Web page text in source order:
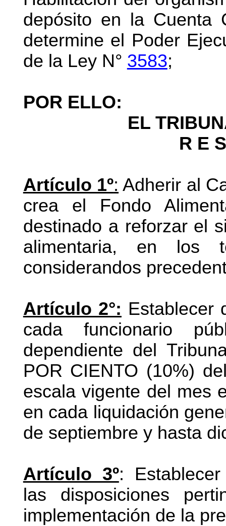
depósito en la Cuenta
determine el Poder
de la Ley N° 3583;
POR ELLO:
EL
R E
Artículo 1º: Adherir al
crea el Fondo
destinado a reforzar el
alimentaria, en los
considerandos
Artículo 2°: Establecer
cada funcionario
dependiente del
POR CIENTO (10%)
escala vigente del mes
en cada liquidación
de septiembre y hasta
Artículo 3º:
las disposiciones
implementación de la